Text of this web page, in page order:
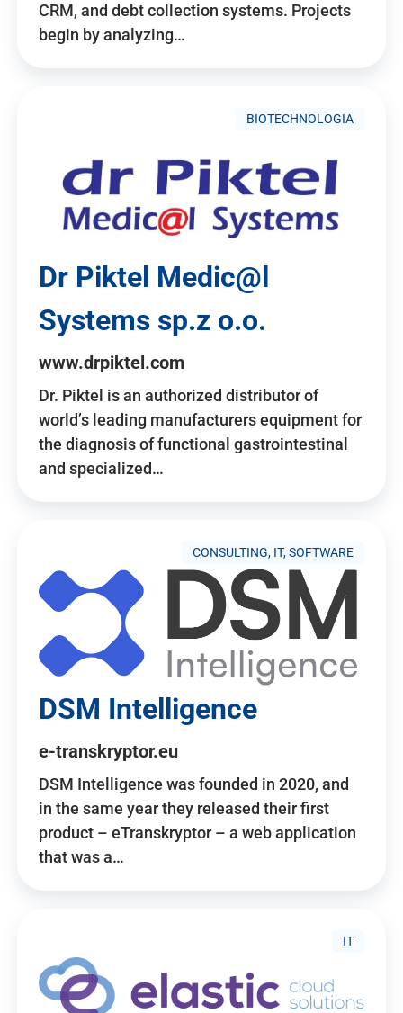
CRM, and debt collection systems. Projects
begin by analyzing…
BIOTECHNOLOGIA
Dr Piktel Medic@l
Systems sp.z o.o.
www.drpiktel.com
Dr. Piktel is an authorized distributor of
world’s leading manufacturers equipment for
the diagnosis of functional gastrointestinal
and specialized…
CONSULTING, IT, SOFTWARE
DSM Intelligence
e-transkryptor.eu
DSM Intelligence was founded in 2020, and
in the same year they released their first
product – eTranskryptor – a web application
that was a…
IT